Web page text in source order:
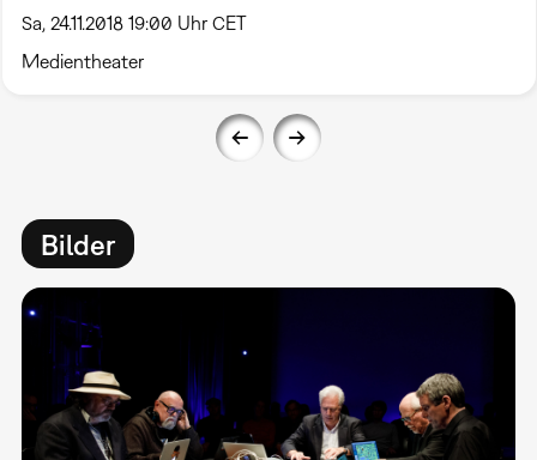
Sa, 24.11.2018 19:00 Uhr CET
Medientheater
Bilder